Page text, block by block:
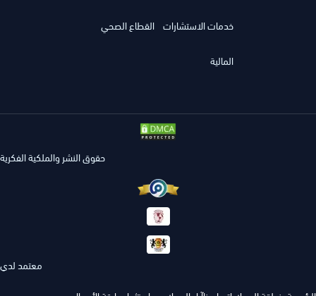
القطاع الصحي خدمات الاستشارات
المالية
حقوق النشر والملكية الفكرية
معتمد لدي